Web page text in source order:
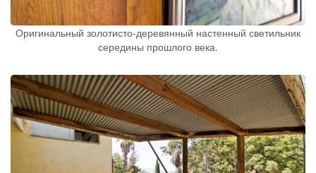
Оригинальный золотисто-деревянный настенный светильник
середины прошлого века.